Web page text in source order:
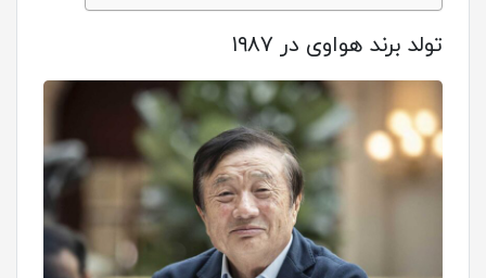
تولد برند هواوی در ۱۹۸۷